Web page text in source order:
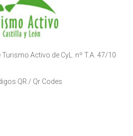
Turismo Activo de CyL. nº T.A. 47/10